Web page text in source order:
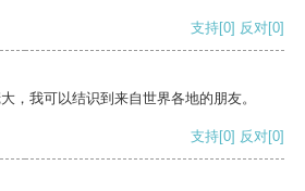
支持[0] 反对[0]
，我可以结识到来自世界各地的朋友。
支持[0] 反对[0]